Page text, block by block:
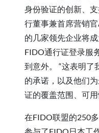
身份验证的创新、
行董事兼首席营销
的几家领先企业将
FIDO通行证登录服
到意外。 “这表明了
的承诺，以及他们
证的覆盖范围、可
在FIDO联盟的250